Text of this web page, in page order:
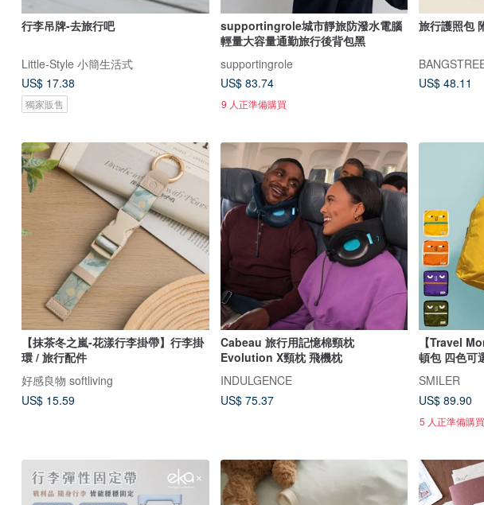
行李吊牌-去旅行吧
Little-Style 小簡生活式
US$ 17.38
獨家販售
supportingrole城市靜旅防潑水電腦
輕量大容量通勤旅行後背包黑
supportingrole
US$ 83.74
9 人正準備購買
旅行護照包
US$ 48.11
【抹茶冬之嵐-花漾行李掛帶】行李掛
環 / 旅行配件
好感良物 softliving
US$ 15.59
Cabeau 旅行用記憶棉頸枕
Evolution X頸枕 飛機枕
INDULGENCE
US$ 75.37
【Travel
頓包 四色可
SMILER
US$ 89.90
5 人正準備購買